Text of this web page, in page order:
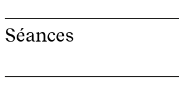
Séances